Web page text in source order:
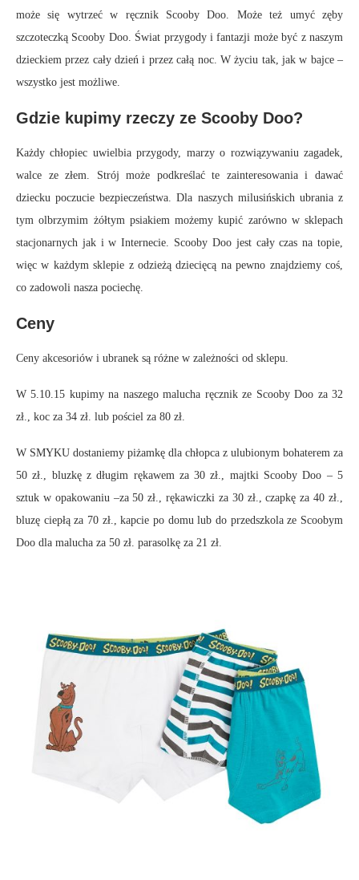
może się wytrzeć w ręcznik Scooby Doo. Może też umyć zęby
szczoteczką Scooby Doo. Świat przygody i fantazji może być z naszym
dzieckiem przez cały dzień i przez całą noc. W życiu tak, jak w bajce –
wszystko jest możliwe.
Gdzie kupimy rzeczy ze Scooby Doo?
Każdy chłopiec uwielbia przygody, marzy o rozwiązywaniu zagadek,
walce ze złem. Strój może podkreślać te zainteresowania i dawać
dziecku poczucie bezpieczeństwa. Dla naszych milusińskich ubrania z
tym olbrzymim żółtym psiakiem możemy kupić zarówno w sklepach
stacjonarnych jak i w Internecie. Scooby Doo jest cały czas na topie,
więc w każdym sklepie z odzieżą dziecięcą na pewno znajdziemy coś,
co zadowoli nasza pociechę.
Ceny
Ceny akcesoriów i ubranek są różne w zależności od sklepu.
W 5.10.15 kupimy na naszego malucha ręcznik ze Scooby Doo za 32
zł., koc za 34 zł. lub pościel za 80 zł.
W SMYKU dostaniemy piżamkę dla chłopca z ulubionym bohaterem za
50 zł., bluzkę z długim rękawem za 30 zł., majtki Scooby Doo – 5
sztuk w opakowaniu –za 50 zł., rękawiczki za 30 zł., czapkę za 40 zł.,
bluzę ciepłą za 70 zł., kapcie po domu lub do przedszkola ze Scoobym
Doo dla malucha za 50 zł. parasolkę za 21 zł.